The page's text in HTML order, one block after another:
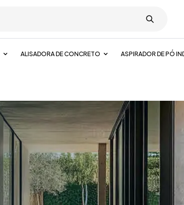
ALISADORA DE CONCRETO ASPIRADOR DE PÓ